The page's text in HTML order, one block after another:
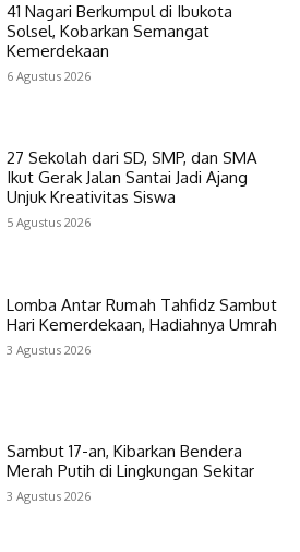
41 Nagari Berkumpul di Ibukota
Solsel, Kobarkan Semangat
Kemerdekaan
6 Agustus 2026
27 Sekolah dari SD, SMP, dan SMA
Ikut Gerak Jalan Santai Jadi Ajang
Unjuk Kreativitas Siswa
5 Agustus 2026
Lomba Antar Rumah Tahfidz Sambut
Hari Kemerdekaan, Hadiahnya Umrah
3 Agustus 2026
Sambut 17-an, Kibarkan Bendera
Merah Putih di Lingkungan Sekitar
3 Agustus 2026